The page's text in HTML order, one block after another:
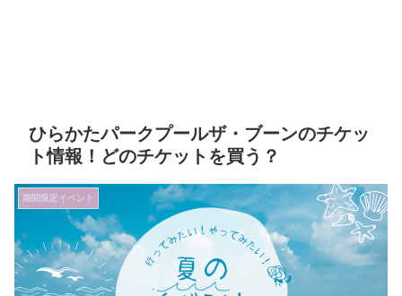
ひらかたパークプールザ・ブーンのチケッ
ト情報！どのチケットを買う？
期間限定イベント